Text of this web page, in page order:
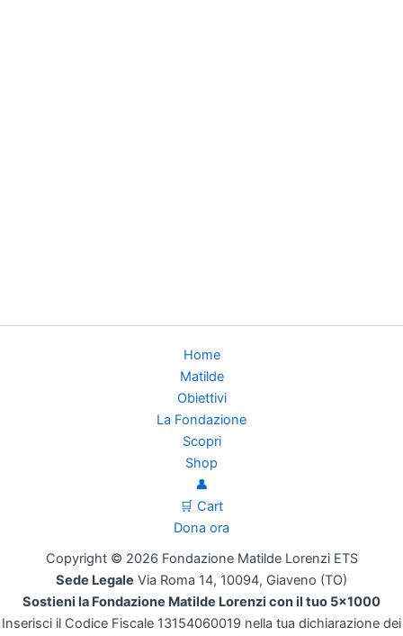
Home
Matilde
Obiettivi
La Fondazione
Scopri
Shop
👤
🛒 Cart
Dona ora
Copyright © 2026 Fondazione Matilde Lorenzi ETS
Sede Legale Via Roma 14, 10094, Giaveno (TO)
Sostieni la Fondazione Matilde Lorenzi con il tuo 5x1000
Inserisci il Codice Fiscale 13154060019 nella tua dichiarazione dei